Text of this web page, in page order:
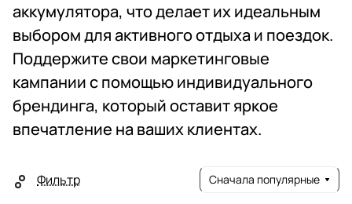
аккумулятора, что делает их идеальным
выбором для активного отдыха и поездок.
Поддержите свои маркетинговые
кампании с помощью индивидуального
брендинга, который оставит яркое
впечатление на ваших клиентах.
Фильтр Сначала популярные